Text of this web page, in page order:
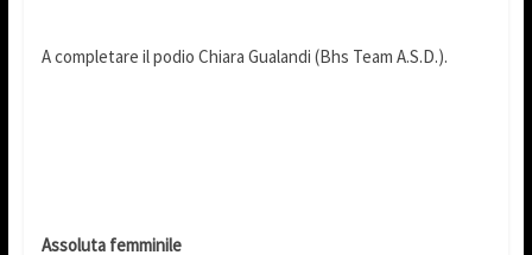
A completare il podio Chiara Gualandi (Bhs Team A.S.D.).
Assoluta femminile